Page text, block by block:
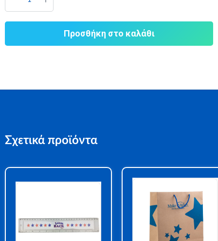
Προσθήκη στο καλάθι
Σχετικά προϊόντα